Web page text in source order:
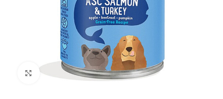
Click to enlarge